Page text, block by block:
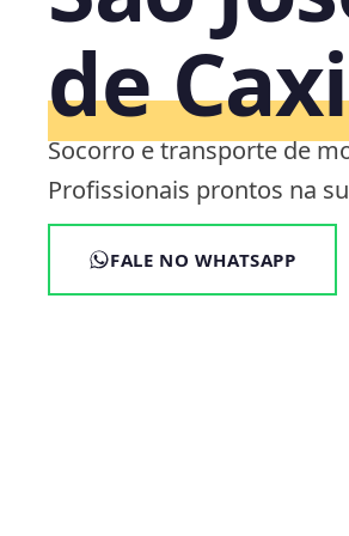
de
Socorro e transporte de
Profissionais prontos na
FALE NO WHATSAPP